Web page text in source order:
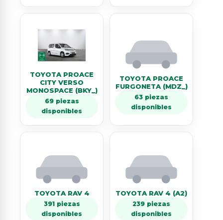
TOYOTA PROACE
CITY VERSO
MONOSPACE (BKY_)
69 piezas
disponibles
TOYOTA PROACE
FURGONETA (MDZ_)
63 piezas
disponibles
TOYOTA RAV 4
391 piezas
disponibles
TOYOTA RAV 4 (A2)
239 piezas
disponibles